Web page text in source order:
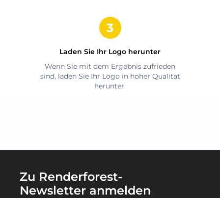
Laden Sie Ihr Logo herunter
Wenn Sie mit dem Ergebnis zufrieden
sind, laden Sie Ihr Logo in hoher Qualität
herunter.
Zu Renderforest-
Newsletter anmelden